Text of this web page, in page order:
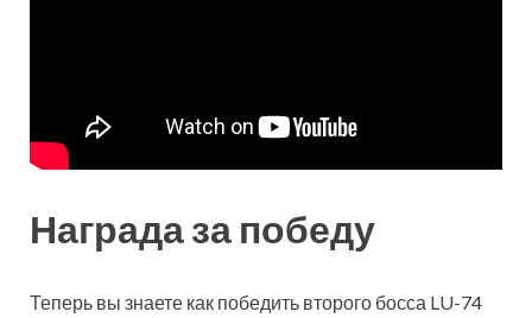
Награда за победу
Теперь вы знаете как победить второго босса LU-74